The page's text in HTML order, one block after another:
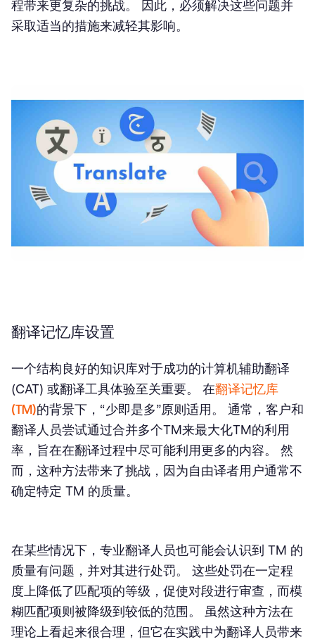
程带来更复杂的挑战。 因此，必须解决这些问题并
采取适当的措施来减轻其影响。
翻译记忆库设置
一个结构良好的知识库对于成功的计算机辅助翻译
(CAT) 或翻译工具体验至关重要。 在翻译记忆库
(TM)的背景下，“少即是多”原则适用。 通常，客户和
翻译人员尝试通过合并多个TM来最大化TM的利用
率，旨在在翻译过程中尽可能利用更多的内容。 然
而，这种方法带来了挑战，因为自由译者用户通常不
确定特定 TM 的质量。
在某些情况下，专业翻译人员也可能会认识到 TM 的
质量有问题，并对其进行处罚。 这些处罚在一定程
度上降低了匹配项的等级，促使对段进行审查，而模
糊匹配项则被降级到较低的范围。 虽然这种方法在
理论上看起来很合理，但它在实践中为翻译人员带来